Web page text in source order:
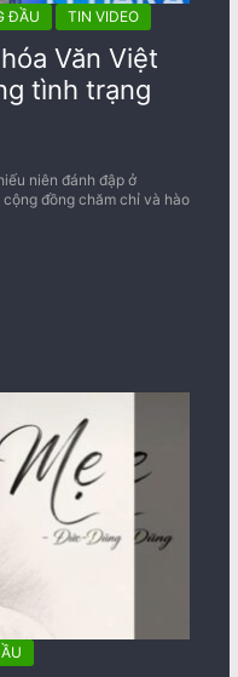
ĐẦU TIN VIDEO
Văn Việt
tình trạng
niên đánh đập ở
đồng chăm chỉ và hào